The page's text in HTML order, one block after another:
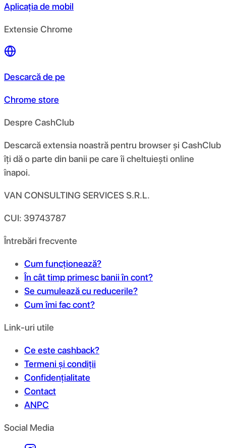
Aplicația de mobil
Extensie Chrome
Descarcă de pe
Chrome store
Despre CashClub
Descarcă extensia noastră pentru browser și CashClub
îți dă o parte din banii pe care îi cheltuiești online
înapoi.
VAN CONSULTING SERVICES S.R.L.
CUI: 39743787
Întrebări frecvente
Cum funcționează?
În cât timp primesc banii în cont?
Se cumulează cu reducerile?
Cum îmi fac cont?
Link-uri utile
Ce este cashback?
Termeni și condiții
Confidențialitate
Contact
ANPC
Social Media